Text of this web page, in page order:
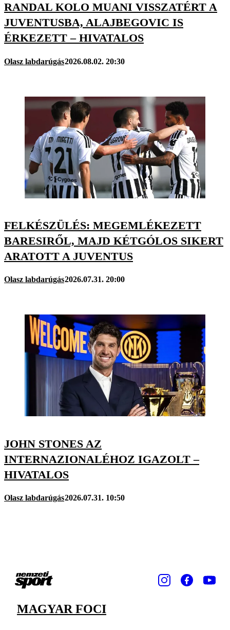
RANDAL KOLO MUANI VISSZATÉRT A
JUVENTUSBA, ALAJBEGOVIC IS
ÉRKEZETT – HIVATALOS
Olasz labdarúgás2026.08.02. 20:30
FELKÉSZÜLÉS: MEGEMLÉKEZETT
BARESIRŐL, MAJD KÉTGÓLOS SIKERT
ARATOTT A JUVENTUS
Olasz labdarúgás2026.07.31. 20:00
JOHN STONES AZ
INTERNAZIONALÉHOZ IGAZOLT –
HIVATALOS
Olasz labdarúgás2026.07.31. 10:50
MAGYAR FOCI